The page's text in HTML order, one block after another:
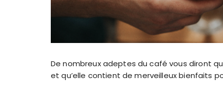
De nombreux adeptes du café vous diront
et qu’elle contient de merveilleux bienfaits